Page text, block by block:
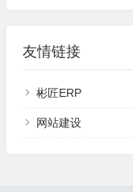
友情链接
彬匠ERP
网站建设